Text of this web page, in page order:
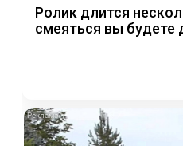
Ролик длится
смеяться вы будете